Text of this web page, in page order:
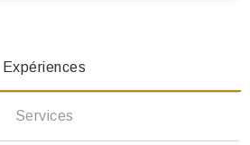
Expériences
Services